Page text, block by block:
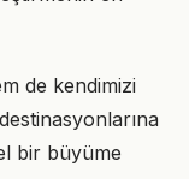
de kendimizi
bir büyüme